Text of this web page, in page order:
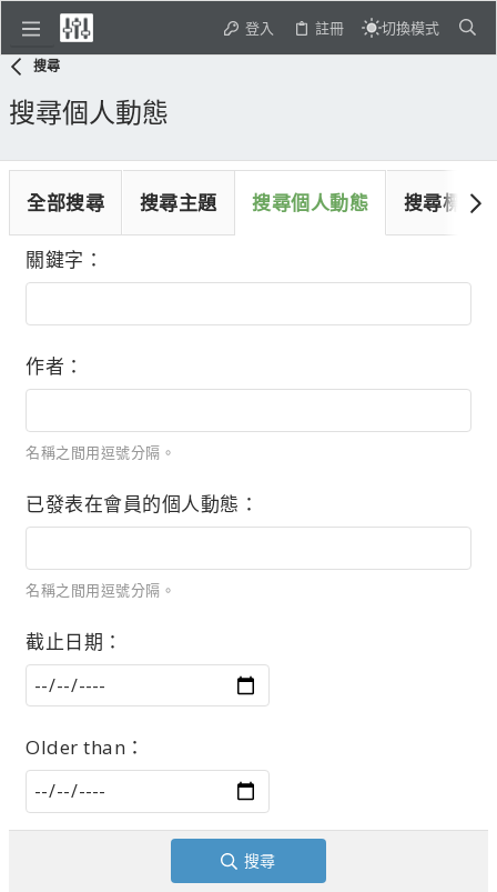
登入 註冊 切換模式
搜尋
搜尋個人動態
全部搜尋 搜尋主題 搜尋個人動態 搜尋標籤
關鍵字
作者
名稱之間用逗號分隔。
已發表在會員的個人動態
名稱之間用逗號分隔。
截止日期
Older than
搜尋